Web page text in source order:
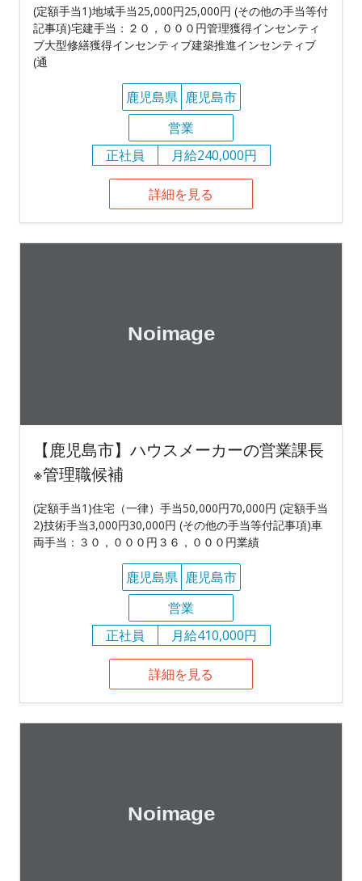
(定額手当1)地域手当25,000円25,000円 (その他の手当等付
記事項)宅建手当：２０，０００円管理獲得インセンティ
ブ大型修繕獲得インセンティブ建築推進インセンティブ
(通
鹿児島県 鹿児島市
営業
正社員
月給240,000円
詳細を見る
【鹿児島市】ハウスメーカーの営業課長
※管理職候補
(定額手当1)住宅（一律）手当50,000円70,000円 (定額手当
2)技術手当3,000円30,000円 (その他の手当等付記事項)車
両手当：３０，０００円３６，０００円業績
鹿児島県 鹿児島市
営業
正社員
月給410,000円
詳細を見る